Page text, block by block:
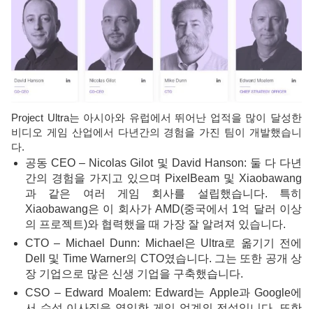
Project Ultra는 아시아와 유럽에서 뛰어난 업적을 많이 달성한
비디오 게임 산업에서 다년간의 경험을 가진 팀이 개발했습니
다.
공동 CEO – Nicolas Gilot 및 David Hanson: 둘 다 다년
간의 경험을 가지고 있으며 PixelBeam 및 Xiaobawang
과 같은 여러 게임 회사를 설립했습니다. 특히
Xiaobawang은 이 회사가 AMD(중국에서 1억 달러 이상
의 프로젝트)와 협력했을 때 가장 잘 알려져 있습니다.
CTO – Michael Dunn: Michael은 Ultra로 옮기기 전에
Dell 및 Time Warner의 CTO였습니다. 그는 또한 공개 상
장 기업으로 많은 신생 기업을 구축했습니다.
CSO – Edward Moalem: Edward는 Apple과 Google에